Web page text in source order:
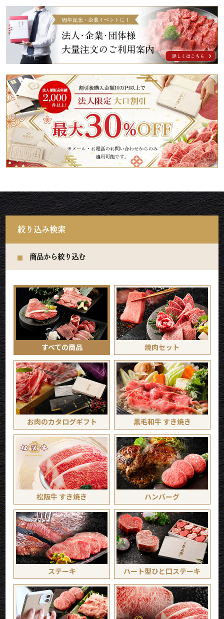
絞り込み検索
商品から絞り込む
すべての商品 焼肉セット
お肉のカタログギフト 黒毛和牛 すき焼き
松阪牛 すき焼き ハンバーグ
ステーキ ハート型ひと口ステーキ